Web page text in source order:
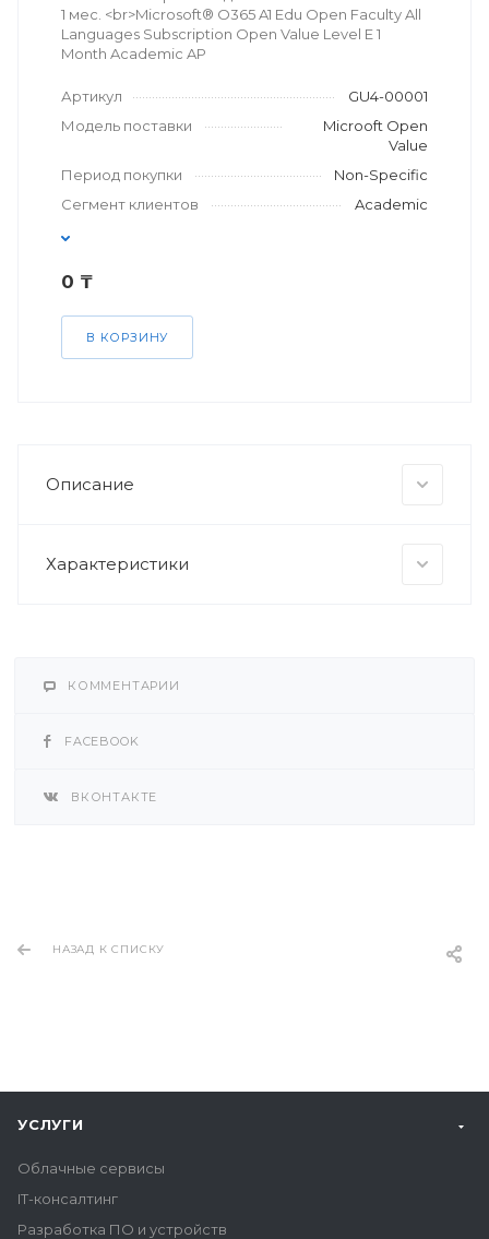
1 мес. <br>Microsoft® O365 A1 Edu Open Faculty All
Languages Subscription Open Value Level E 1
Month Academic AP
Артикул
GU4-00001
Модель поставки
Microoft Open
Value
Период покупки
Non-Specific
Сегмент клиентов
Academic
0 ₸
В КОРЗИНУ
Описание
Характеристики
КОММЕНТАРИИ
FACEBOOK
ВКОНТАКТЕ
НАЗАД К СПИСКУ
УСЛУГИ
Облачные сервисы
IT-консалтинг
Разработка ПО и устройств